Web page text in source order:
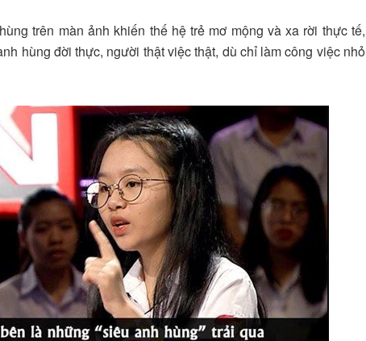
trên màn ảnh khiến thế hệ trẻ mơ mộng và xa rời thực tế,
hùng đời thực, người thật việc thật, dù chỉ làm công việc nhỏ